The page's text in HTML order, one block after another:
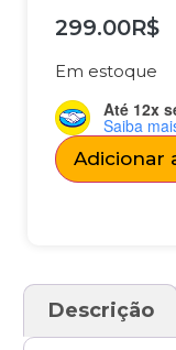
299.00R$
Em estoque
Até 12x
Saiba
Adicionar
Descrição